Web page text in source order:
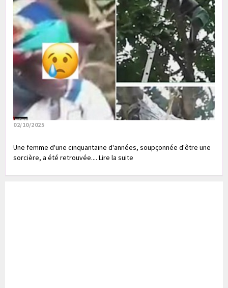
02/10/2025
Une femme d'une cinquantaine d'années, soupçonnée d'être une
sorcière, a été retrouvée.... Lire la suite